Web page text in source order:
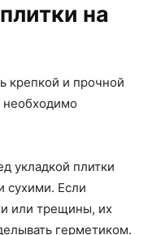
на
крепкой и прочной
необходимо
укладкой плитки
сухими. Если
или трещины, их
герметиком.